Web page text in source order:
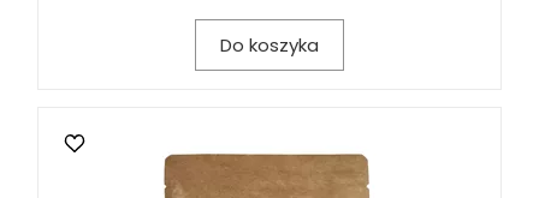
Do koszyka